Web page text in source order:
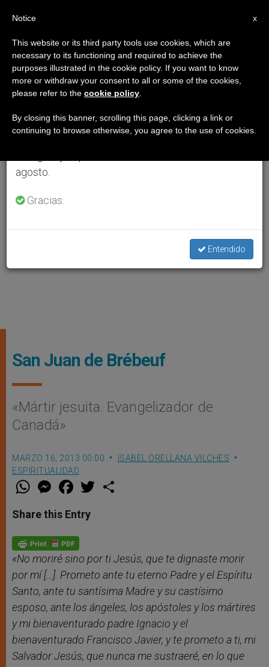
San Juan de Brébeuf
«Mártir jesuita. Evangelizador de
Canadá»
MARZO 16, 2013 00:00
ISABEL ORELLANA VILCHES
ESPIRITUALIDAD
W
t
s
p
p
M
e
s
e
g
e
r
F
a
e
b
o
k
w
Share this Entry
«No moriré sino por ti Jesús, que te dignaste morir
por mí[…]. Prometo ante tu eterno Padre y el Espíritu
Santo, ante tu santísima Madre y su castísimo
esposo, ante los ángeles, los apóstoles y los mártires
y mi bienaventurado padre Ignacio y el
bienaventurado Francisco Javier, y te prometo a ti, mi
Salvador Jesús, que nunca me sustraeré, en lo que
×
Aviso importante
Del 27 de julio al 7 de agosto haremos la pausa
anual, aprovechando que en el periodo de verano
se generan menos informaciones y también el
agosto.
Gracias.
Entendido
x
Notice
This website or its third party tools use cookies, which are
necessary to its functioning and required to achieve the
purposes illustrated in the cookie policy. If you want to know
more or withdraw your consent to all or some of the cookies,
please refer to the cookie policy
By closing this banner, scrolling this page, clicking a link or
continuing to browse otherwise, you agree to the use of cookies.